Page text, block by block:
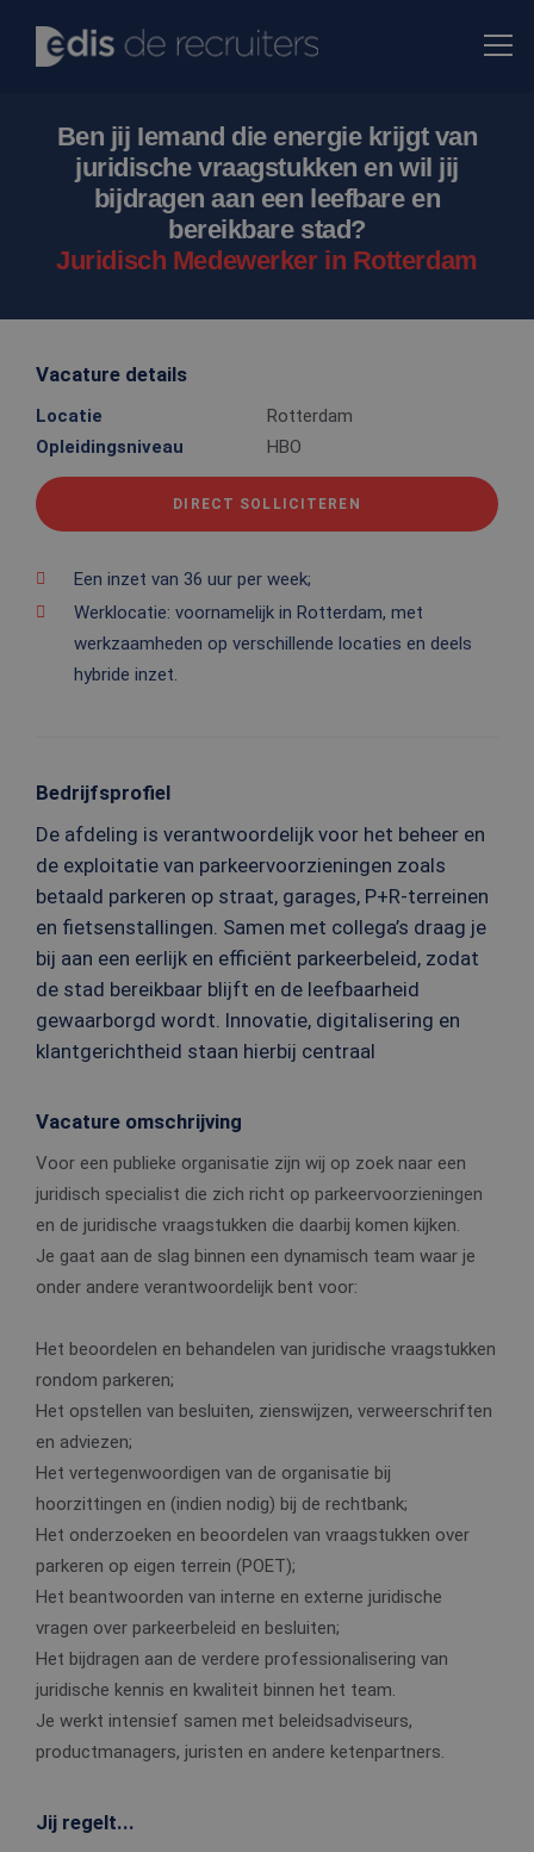
Ben jij Iemand die energie krijgt van
juridische vraagstukken en wil jij
bijdragen aan een leefbare en
bereikbare stad?
Juridisch Medewerker in Rotterdam
Vacature details
Locatie
Rotterdam
Opleidingsniveau
HBO
DIRECT SOLLICITEREN
Een inzet van 36 uur per week;
Werklocatie: voornamelijk in Rotterdam, met
werkzaamheden op verschillende locaties en deels
hybride inzet.
Bedrijfsprofiel
De afdeling is verantwoordelijk voor het beheer en
de exploitatie van parkeervoorzieningen zoals
betaald parkeren op straat, garages, P+R-terreinen
en fietsenstallingen. Samen met collega’s draag je
bij aan een eerlijk en efficiënt parkeerbeleid, zodat
de stad bereikbaar blijft en de leefbaarheid
gewaarborgd wordt. Innovatie, digitalisering en
klantgerichtheid staan hierbij centraal
Vacature omschrijving
Voor een publieke organisatie zijn wij op zoek naar een
juridisch specialist die zich richt op parkeervoorzieningen
en de juridische vraagstukken die daarbij komen kijken.
Je gaat aan de slag binnen een dynamisch team waar je
onder andere verantwoordelijk bent voor:
Het beoordelen en behandelen van juridische vraagstukken
rondom parkeren;
Het opstellen van besluiten, zienswijzen, verweerschriften
en adviezen;
Het vertegenwoordigen van de organisatie bij
hoorzittingen en (indien nodig) bij de rechtbank;
Het onderzoeken en beoordelen van vraagstukken over
parkeren op eigen terrein (POET);
Het beantwoorden van interne en externe juridische
vragen over parkeerbeleid en besluiten;
Het bijdragen aan de verdere professionalisering van
juridische kennis en kwaliteit binnen het team.
Je werkt intensief samen met beleidsadviseurs,
productmanagers, juristen en andere ketenpartners.
Jij regelt...